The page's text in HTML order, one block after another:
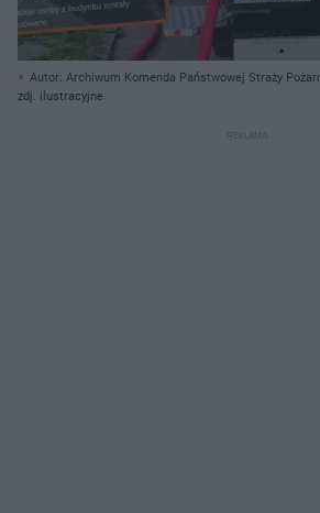
Autor: Archiwum Komenda Państwowej Straży
Aleks Grzybowski/Karkonoska Fotografia Ratownicza
zdj. ilustracyjne